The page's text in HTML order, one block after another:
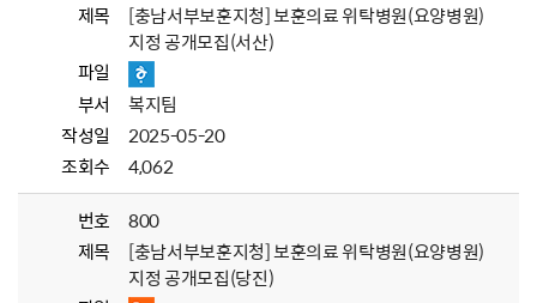
제목
[충남서부보훈지청] 보훈의료 위탁병원(요양병원)
지정 공개모집(서산)
파일
부서
복지팀
작성일
2025-05-20
조회수
4,062
번호
800
제목
[충남서부보훈지청] 보훈의료 위탁병원(요양병원)
지정 공개모집(당진)